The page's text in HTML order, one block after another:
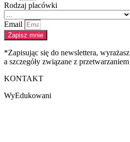
Rodzaj placówki
Email
Zapisz mnie
*Zapisując się do newslettera,
a szczegóły związane z
KONTAKT
WyEdukowani